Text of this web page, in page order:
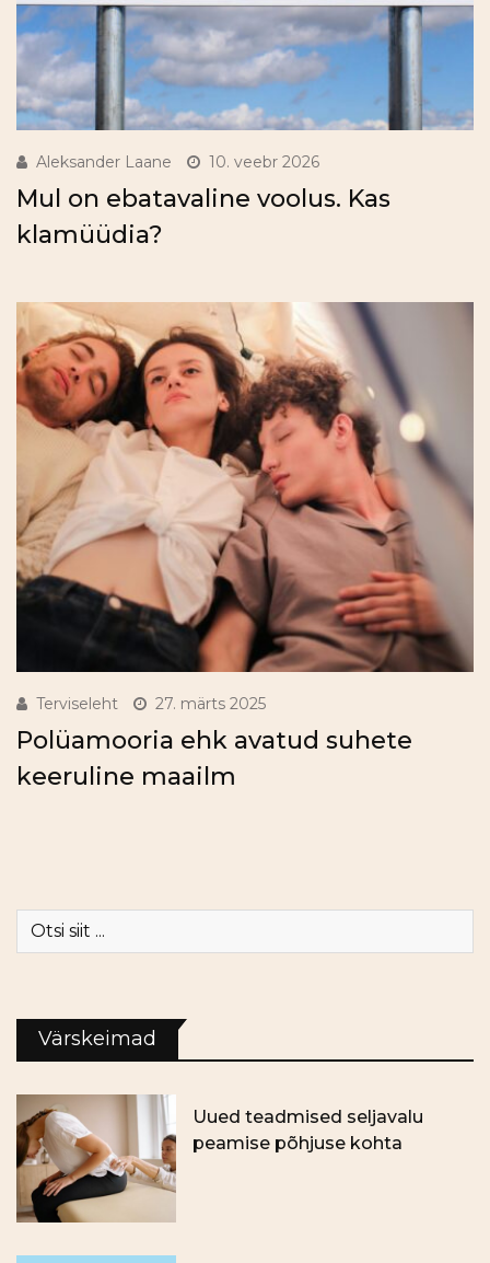
Aleksander Laane 10. veebr 2026
Mul on ebatavaline voolus. Kas
klamüüdia?
Terviseleht 27. märts 2025
Polüamooria ehk avatud suhete
keeruline maailm
Värskeimad
Uued teadmised seljavalu
peamise põhjuse kohta